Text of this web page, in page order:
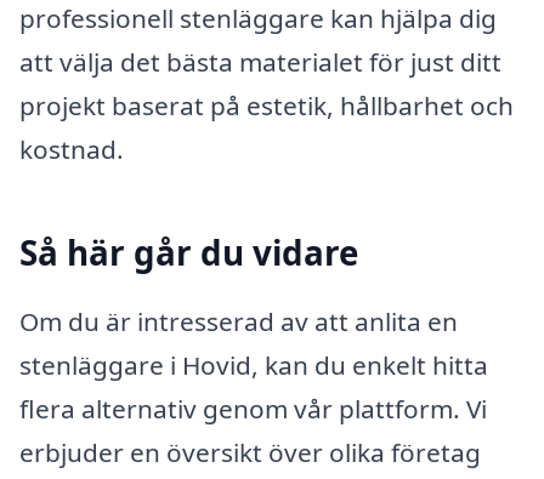
professionell stenläggare kan hjälpa dig
att välja det bästa materialet för just ditt
projekt baserat på estetik, hållbarhet och
kostnad.
Så här går du vidare
Om du är intresserad av att anlita en
stenläggare i Hovid, kan du enkelt hitta
flera alternativ genom vår plattform. Vi
erbjuder en översikt över olika företag